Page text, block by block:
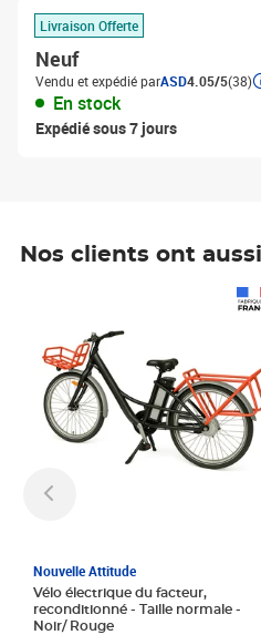
Livraison Offerte
Neuf
Vendu et expédié parASD4.05/5(38)
En stock
Expédié sous 7 jours
Nos clients ont
Nouvelle Attitude
Vélo électrique du facteur,
reconditionné - Taille normale -
Noir/ Rouge